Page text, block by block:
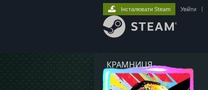
КРАМНИЦЯ
Інсталювати Steam Увійти